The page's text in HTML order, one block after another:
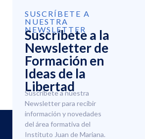
SUSCRÍBETE A
NUESTRA
NEWSLETTER
Suscríbete a la
Newsletter de
Formación en
Ideas de la
Libertad
Suscríbete a nuestra
Newsletter para recibir
información y novedades
del área formativa del
Instituto Juan de Mariana.